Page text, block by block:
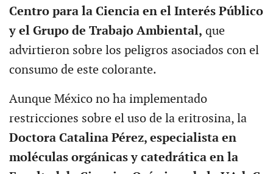
Centro para la Ciencia en el Interés Público
y el Grupo de Trabajo Ambiental, que
advirtieron sobre los peligros asociados con el
consumo de este colorante.
Aunque México no ha implementado
restricciones sobre el uso de la eritrosina, la
Doctora Catalina Pérez, especialista en
moléculas orgánicas y catedrática en la